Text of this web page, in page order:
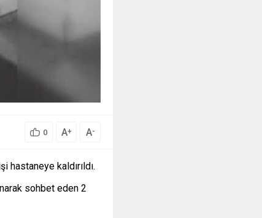
0 A+ A-
hastaneye kaldırıldı.
sohbet eden 2